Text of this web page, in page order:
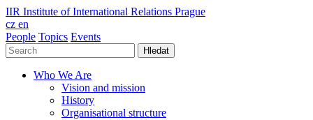
IIR Institute of International Relations Prague
cz en
People Topics Events
Hledat
Who We Are
Vision and mission
History
Organisational structure